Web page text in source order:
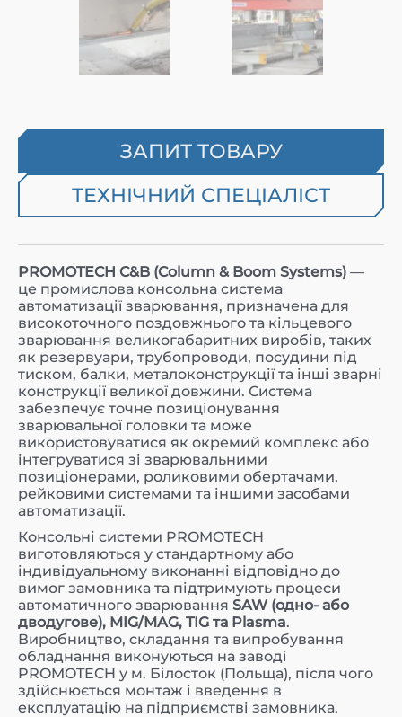
ЗАПИТ ТОВАРУ
ТЕХНІЧНИЙ СПЕЦІАЛІСТ
PROMOTECH C&B (Column & Boom Systems) —
це промислова консольна система
автоматизації зварювання, призначена для
високоточного поздовжнього та кільцевого
зварювання великогабаритних виробів, таких
як резервуари, трубопроводи, посудини під
тиском, балки, металоконструкції та інші зварні
конструкції великої довжини. Система
забезпечує точне позиціонування
зварювальної головки та може
використовуватися як окремий комплекс або
інтегруватися зі зварювальними
позиціонерами, роликовими обертачами,
рейковими системами та іншими засобами
автоматизації.
Консольні системи PROMOTECH
виготовляються у стандартному або
індивідуальному виконанні відповідно до
вимог замовника та підтримують процеси
автоматичного зварювання SAW (одно- або
дводугове), MIG/MAG, TIG та Plasma.
Виробництво, складання та випробування
обладнання виконуються на заводі
PROMOTECH у м. Білосток (Польща), після чого
здійснюється монтаж і введення в
експлуатацію на підприємстві замовника.